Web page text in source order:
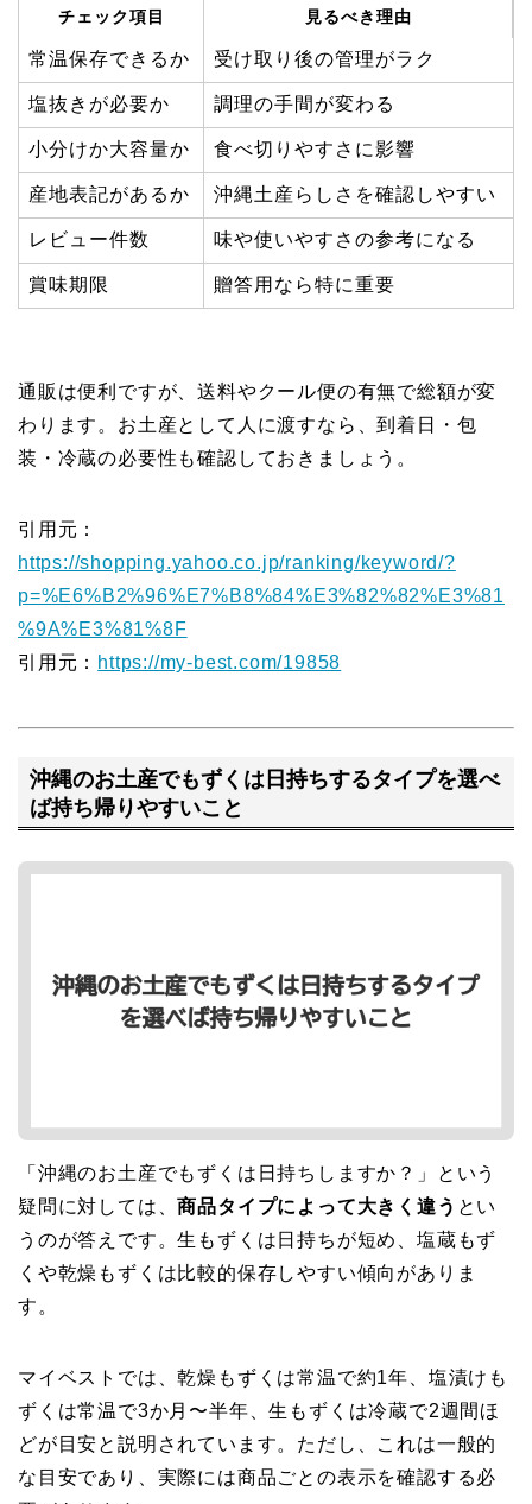
チェック項目 見るべき理由
常温保存できるか 受け取り後の管理がラク
塩抜きが必要か 調理の手間が変わる
小分けか大容量か 食べ切りやすさに影響
産地表記があるか 沖縄土産らしさを確認しやすい
レビュー件数 味や使いやすさの参考になる
賞味期限 贈答用なら特に重要
通販は便利ですが、送料やクール便の有無で総額が変
わります。お土産として人に渡すなら、到着日・包
装・冷蔵の必要性も確認しておきましょう。
引用元：
https://shopping.yahoo.co.jp/ranking/keyword/?
p=%E6%B2%96%E7%B8%84%E3%82%82%E3%81
%9A%E3%81%8F
引用元： https://my-best.com/19858
沖縄のお土産でもずくは日持ちするタイプを選べ
ば持ち帰りやすいこと
「沖縄のお土産でもずくは日持ちしますか？」という
疑問に対しては、商品タイプによって大きく違う とい
うのが答えです。生もずくは日持ちが短め、塩蔵もず
くや乾燥もずくは比較的保存しやすい傾向がありま
す。
マイベストでは、乾燥もずくは常温で約1年、塩漬けも
ずくは常温で3か月〜半年、生もずくは冷蔵で2週間ほ
どが目安と説明されています。ただし、これは一般的
な目安であり、実際には商品ごとの表示を確認する必